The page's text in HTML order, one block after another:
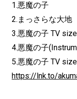
1.悪魔の子
2.まっさらな大地
3.悪魔の子 TV
4.悪魔の子
5.悪魔の子 TV
https://lnk.to/